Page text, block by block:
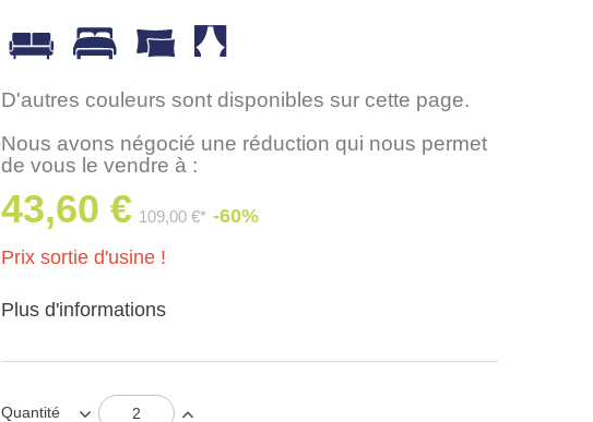
D'autres couleurs sont disponibles sur cette page.
Nous avons négocié une réduction qui nous permet
de vous le vendre à :
43,60 € 109,00 €* -60%
Prix sortie d'usine !
Plus d'informations
Quantité